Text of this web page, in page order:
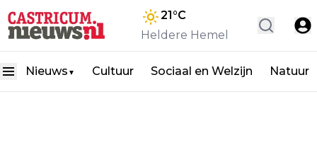
21°C
Heldere Hemel
Nieuws ▼ Cultuur Sociaal en Welzijn Natuur